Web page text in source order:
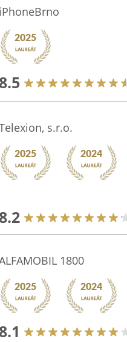
iPhoneBrno
8.5
s.r.o.
8.2
1800
8.1